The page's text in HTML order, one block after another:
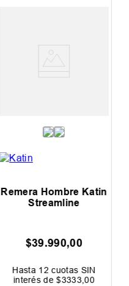
Remera Hombre Katin
Streamline
$39.990,00
Hasta 12 cuotas SIN
interés de$3333 ,00